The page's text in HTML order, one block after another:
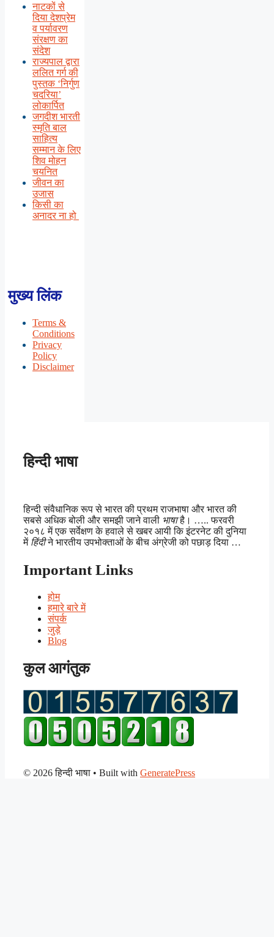
नाटकों से
दिया देशप्रेम
व पर्यावरण
संरक्षण का
संदेश
राज्यपाल द्वारा
ललित गर्ग की
पुस्तक ‘निर्गुण
चदरिया’
लोकार्पित
जगदीश भारती
स्मृति बाल
साहित्य
सम्मान के लिए
शिव मोहन
चयनित
जीवन का
उजास
किसी का
अनादर ना हो
मुख्य लिंक
Terms &
Conditions
Privacy
Policy
Disclaimer
हिन्दी भाषा
हिन्दी संवैधानिक रूप से भारत की प्रथम राजभाषा और भारत की
सबसे अधिक बोली और समझी जाने वाली भाषाहै। ….. फरवरी
२०१८ में एक सर्वेक्षण के हवाले से खबर आयी कि इंटरनेट की दुनिया
में हिंदीने भारतीय उपभोक्ताओं के बीच अंग्रेजी को पछाड़ दिया …
Important Links
होम
हमारे बारे में
संपर्क
जुड़े
Blog
कुल आगंतुक
© 2026 हिन्दी भाषा • Built with GeneratePress